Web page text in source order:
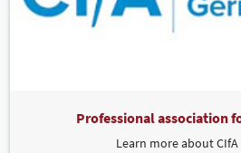
Professional association
Learn more about